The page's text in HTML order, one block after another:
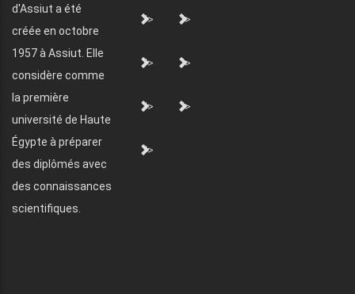
d'Assiut a été
créée en octobre
1957 à Assiut. Elle
considère comme
la première
université de Haute
Égypte à préparer
des diplômés avec
des connaissances
scientifiques.
"> ">
"> ">
"> ">
">